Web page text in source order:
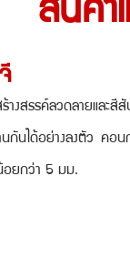
สินค้า
รรค์ลวดลายและสีสั
ได้อย่างลงตัว คอน
ยกว่า 5 มม.